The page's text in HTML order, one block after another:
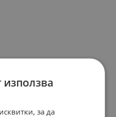
използва
за да